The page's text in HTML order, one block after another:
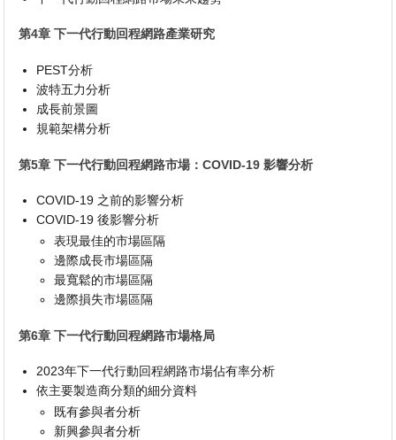
第4章 下一代行動回程網路產業研究
PEST分析
波特五力分析
成長前景圖
規範架構分析
第5章 下一代行動回程網路市場：COVID-19 影響分析
COVID-19 之前的影響分析
COVID-19 後影響分析
表現最佳的市場區隔
邊際成長市場區隔
最寬鬆的市場區隔
邊際損失市場區隔
第6章 下一代行動回程網路市場格局
2023年下一代行動回程網路市場佔有率分析
依主要製造商分類的細分資料
既有參與者分析
新興參與者分析